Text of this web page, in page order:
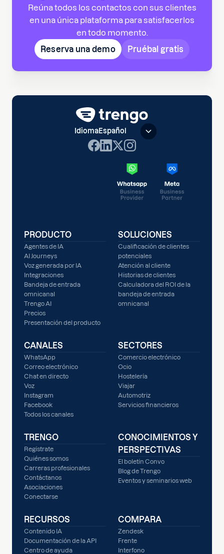
Reúna todos los contactos con sus clientes
en una única plataforma para satisfacerlos
en todo momento.
Reserva una demo
Pruébal gratis
IdiomaEspañol
PRODUCTO
Agentes de IA
AI Journeys
Voz generada por IA
Integraciones
Bandeja de entrada
omnicanal
Trengo AI
Precios
Presentación del producto
SOLUCIONES
Cualificación de clientes
potenciales
Atención al cliente
Historias de clientes
Calculadora del ROI de la
bandeja de entrada
omnicanal
CANALES
WhatsApp
Correo electrónico
Chat en directo
Voz
Instagram
Facebook
Todos los canales
SECTORES
Comercio electrónico
Ocio
Hostelería
Viajar
Automotriz
Servicios financieros
TRENGO
Regístrate
Quiénes somos
Carreras profesionales
Contáctanos
Asociaciones
Conectarse
CONOCIMIENTOS Y
PERSPECTIVAS
El boletín Convo
Blog de Trengo
Eventos y seminarios web
RECURSOS
Contenido IA
Documentación de la API
Centro de ayuda
COMPARA
Zendesk
Frente
Interfono